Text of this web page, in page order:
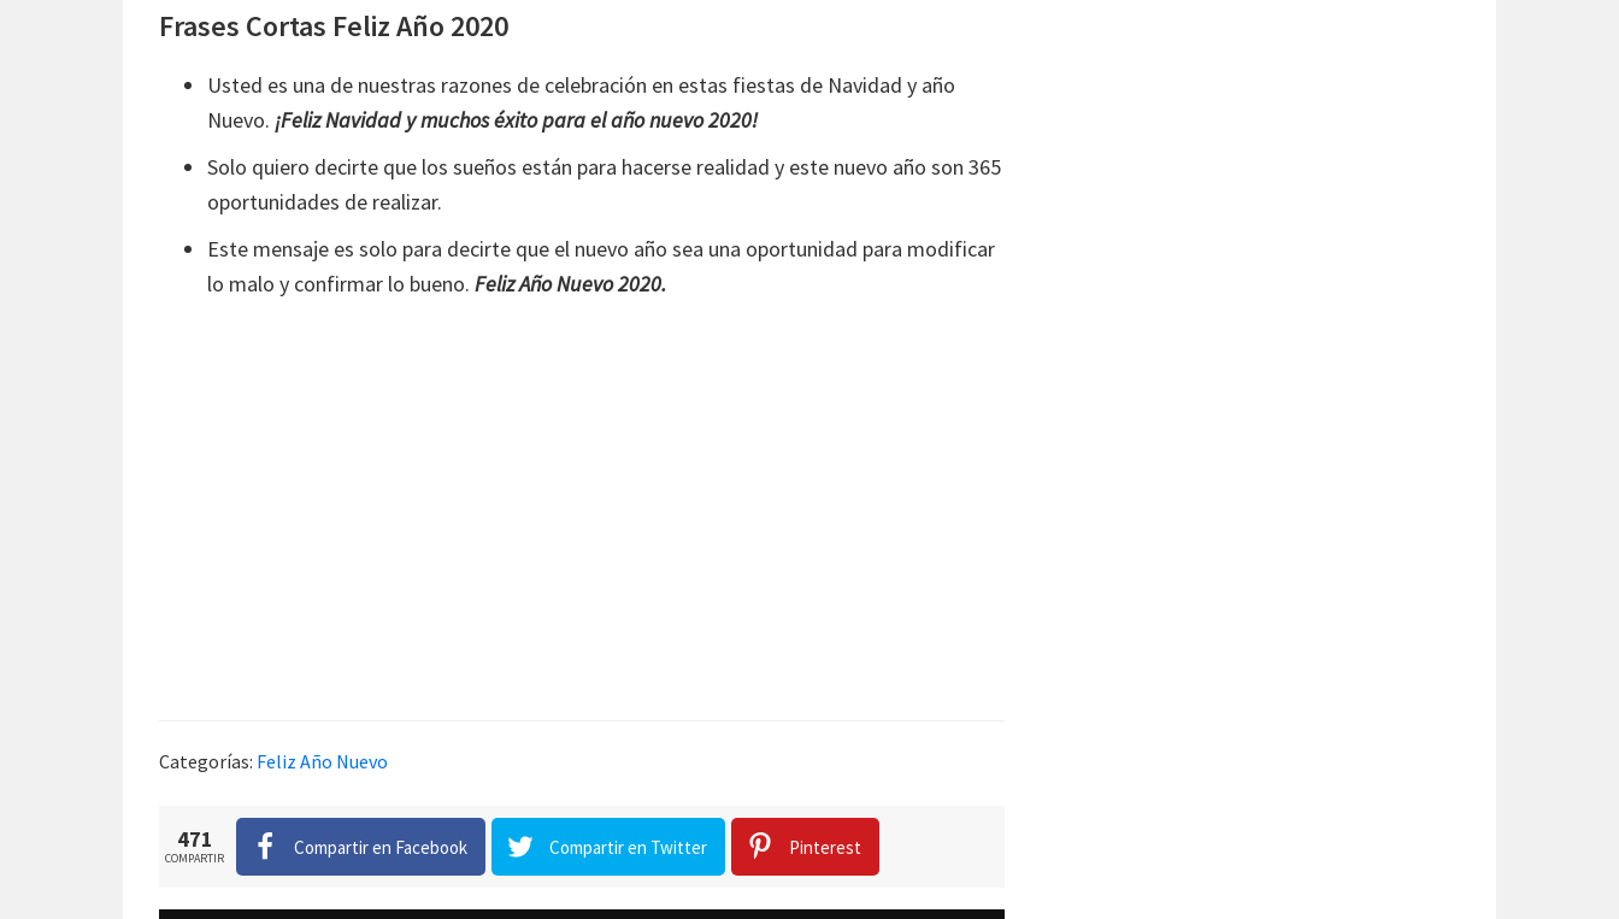
Frases Cortas Feliz Año 2020
Usted es una de nuestras razones de celebración en estas fiestas de Navidad y año
Nuevo. ¡Feliz Navidad y muchos éxito para el año nuevo 2020!
Solo quiero decirte que los sueños están para hacerse realidad y este nuevo año son 365
oportunidades de realizar.
Este mensaje es solo para decirte que el nuevo año sea una oportunidad para modificar
lo malo y confirmar lo bueno. Feliz Año Nuevo 2020.
Categorías: Feliz Año Nuevo
471
COMPARTIR Compartir en Facebook Compartir en Twitter Pinterest